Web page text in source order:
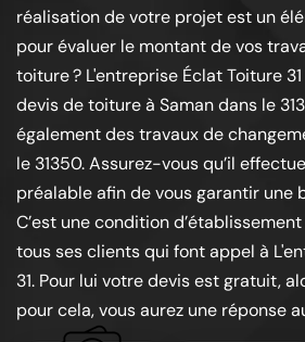
réalisation de votre projet est un
pour évaluer le montant de vos
toiture ? L'entreprise Éclat Toiture
devis de toiture à Saman dans le
également des travaux de
le 31350. Assurez-vous qu’il
préalable afin de vous garantir une
C’est une condition
tous ses clients qui font appel à
31. Pour lui votre devis est gratuit,
pour cela, vous aurez une réponse